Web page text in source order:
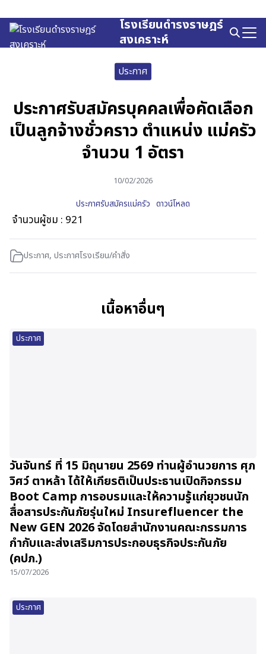
to
content
โรงเรียนดำรงราษฎร์
สงเคราะห์
Search
for:
ประกาศ
ประกาศรับสมัครบุคคลเพื่อคัดเลือก
เป็นลูกจ้างชั่วคราว ตำแหน่ง แม่ครัว
จำนวน 1 อัตรา
10/02/2026
ประกาศรับสมัครแม่ครัว ดาวน์โหลด
จำนวนผู้ชม : 921
ประกาศ, ประกาศโรงเรียน/คำสั่ง
เนื้อหาอื่นๆ
ประกาศ
วันจันทร์ ที่ 15 มิถุนายน 2569 ท่านผู้อำนวยการ ศุภ
วิศว์ ตาหล้า ได้ให้เกียรติเป็นประธานเปิดกิจกรรม
Boot Camp การอบรมและให้ความรู้แก่ยุวชนนัก
สื่อสารประกันภัยรุ่นใหม่ Insurefluencer the
New GEN 2026 จัดโดยสำนักงานคณะกรรมการ
กำกับและส่งเสริมการประกอบธุรกิจประกันภัย
(คปภ.)
15/07/2026
ประกาศ